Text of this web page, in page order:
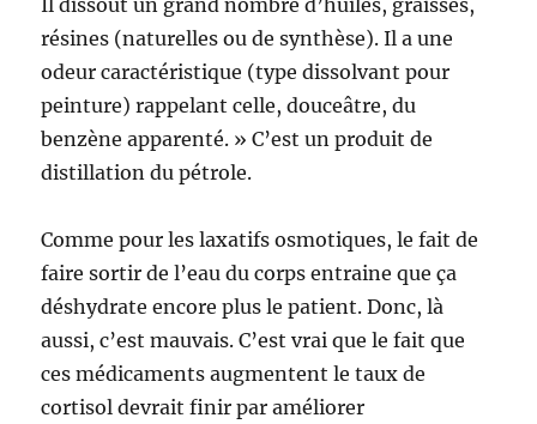
Il dissout un grand nombre d’huiles, graisses,
résines (naturelles ou de synthèse). Il a une
odeur caractéristique (type dissolvant pour
peinture) rappelant celle, douceâtre, du
benzène apparenté. » C’est un produit de
distillation du pétrole.
Comme pour les laxatifs osmotiques, le fait de
faire sortir de l’eau du corps entraine que ça
déshydrate encore plus le patient. Donc, là
aussi, c’est mauvais. C’est vrai que le fait que
ces médicaments augmentent le taux de
cortisol devrait finir par améliorer